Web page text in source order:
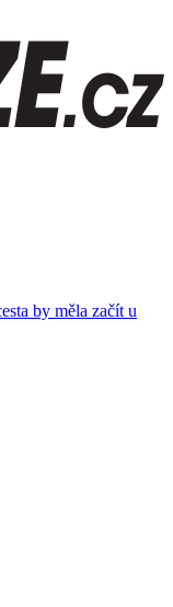
by měla začít u